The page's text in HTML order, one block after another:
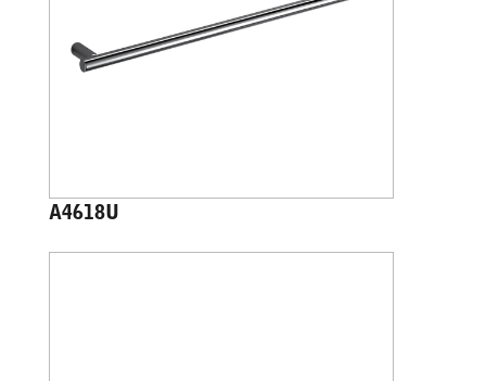
A4618U